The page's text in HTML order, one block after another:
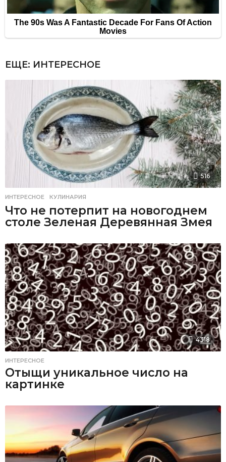
ЕЩЕ: ИНТЕРЕСНОЕ
516
ИНТЕРЕСНОЕ ,КУЛИНАРИЯ
Что не потерпит на новогоднем
столе Зеленая Деревянная Змея
4318
ИНТЕРЕСНОЕ
Отыщи уникальное число на
картинке